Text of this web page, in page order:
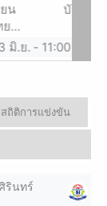
ยน
ยา
บัวใหญ่
มิ.ย. - 11:00 AM
สถิติการแข่งขัน
รินทร์